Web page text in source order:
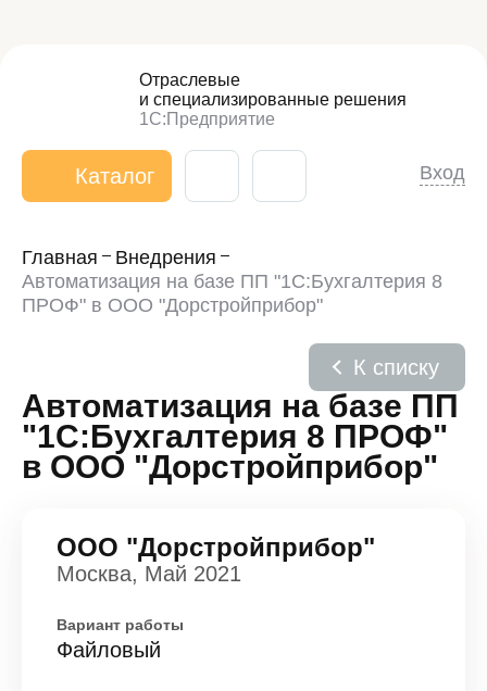
Отраслевые
и специализированные решения
1С:Предприятие
Каталог Вход
Главная
Внедрения
Автоматизация на базе ПП "1С:Бухгалтерия 8
ПРОФ" в ООО "Дорстройприбор"
Автоматизация на базе ПП
"1С:Бухгалтерия 8 ПРОФ"
в ООО "Дорстройприбор"
К списку
ООО "Дорстройприбор"
Москва, Май 2021
Вариант работы
Файловый